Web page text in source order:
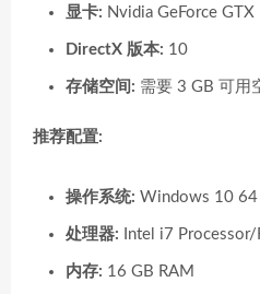
显卡: Nvidia GeForce
DirectX 版本: 10
存储空间: 需要 3 GB 可用
推荐配置:
操作系统: Windows 10
处理器: Intel i7
内存: 16 GB RAM